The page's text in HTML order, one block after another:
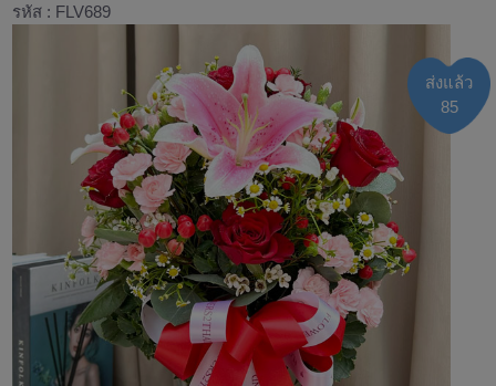
รหัส : FLV689
ส่งแล้ว
85